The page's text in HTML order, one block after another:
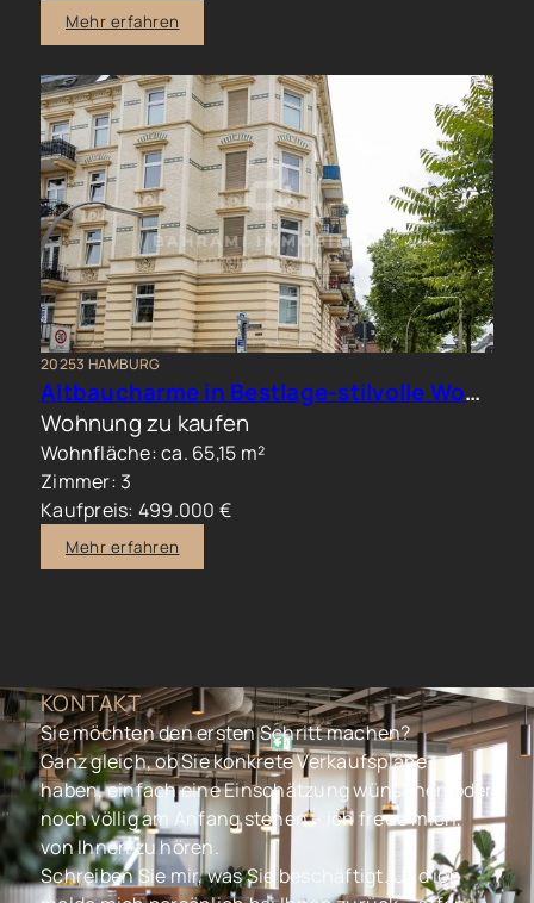
Mehr erfahren
20253 HAMBURG
Altbaucharme in Bestlage-stilvolle Wohnung im beliebten Generalsviertel
Wohnung zu kaufen
Wohnfläche: ca. 65,15 m²
Zimmer: 3
Kaufpreis: 499.000 €
Mehr erfahren
KONTAKT
Sie möchten den ersten Schritt machen?
Ganz gleich, ob Sie konkrete Verkaufspläne
haben, einfach eine Einschätzung wünschen oder
noch völlig am Anfang stehen – ich freue mich,
von Ihnen zu hören.
Schreiben Sie mir, was Sie beschäftigt. Und ich